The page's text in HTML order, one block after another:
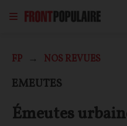
FP NOS REVUES
EMEUTES
Émeutes